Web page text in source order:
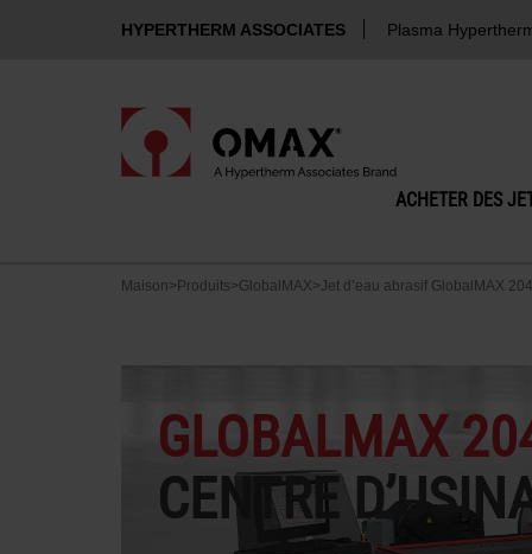
HYPERTHERM ASSOCIATES Plasma
ACHETER DES
Maison> Produits>GlobalMAX>Jet d’eau abrasif GlobalMAX
GLOBALMAX
CENTRE